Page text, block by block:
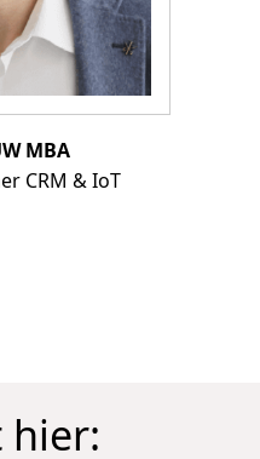
MBA
CRM & IoT
hier: